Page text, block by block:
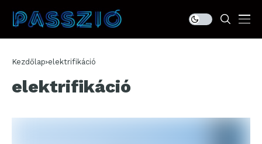
Kezdőlap elektrifikáció
elektrifikáció